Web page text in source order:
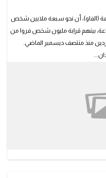
(الفاو)، أن نحو سبعة ملايين شخص
بينهم قرابة مليون شخص فروا من
منذ منتصف ديسمبر الماضي.